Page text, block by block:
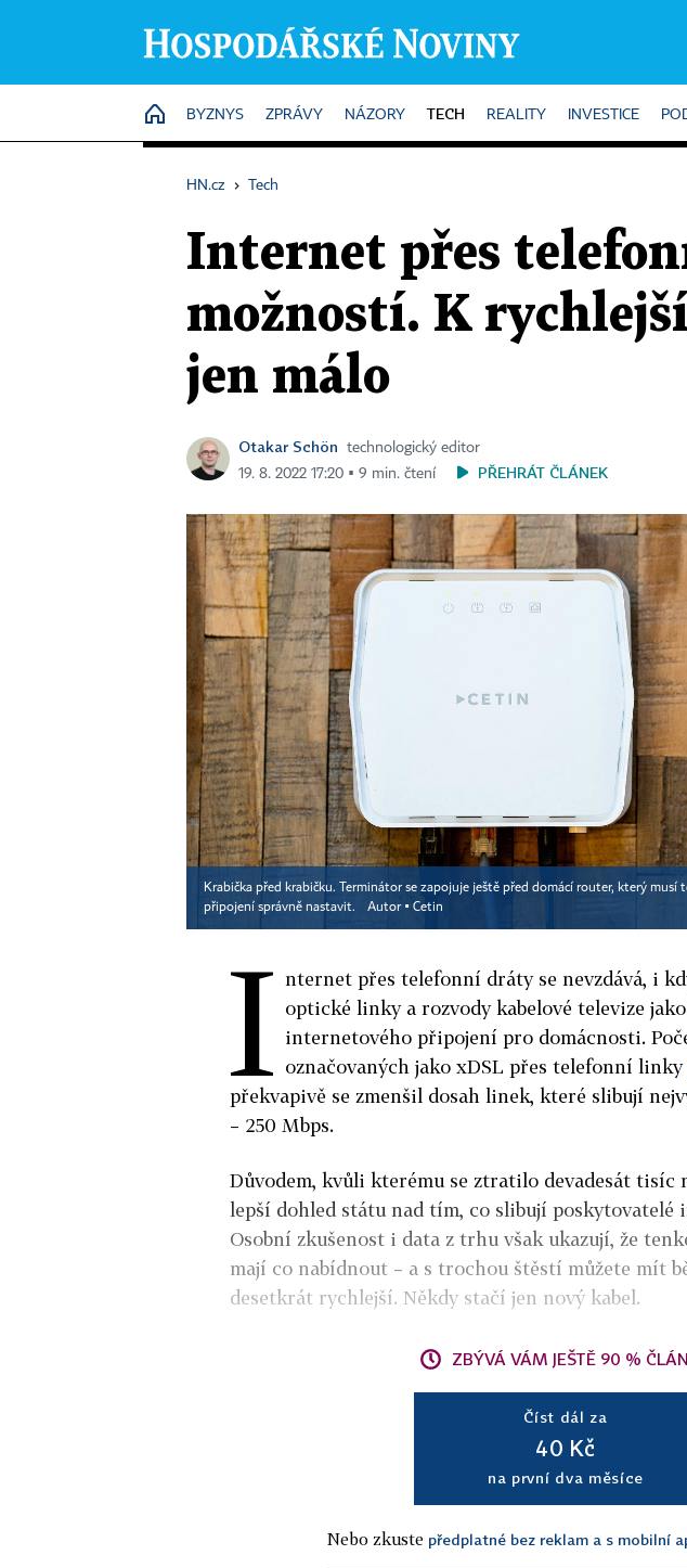
HOME
BYZNYS ZPRÁVY NÁZORY TECH REALITY INVESTICE
HN.cz › Tech
Internet přes
možností. K
jen málo
Otakar Schön
technologický editor
19. 8. 2022 17:20 ▪ 9 min. čtení
PŘEHRÁT ČLÁNEK
Krabička před krabičku. Terminátor se zapojuje ještě před domácí router, který
připojení správně nastavit.
Autor ▪ Cetin
I nternet přes telefonní dráty se nevzdává, i
optické linky a rozvody kabelové televize
internetového připojení pro domácnosti.
označovaných jako xDSL přes telefonní linky
překvapivě se zmenšil dosah linek, které slibují
– 250 Mbps.
Důvodem, kvůli kterému se ztratilo devadesát tisíc
lepší dohled státu nad tím, co slibují poskytovatelé
Osobní zkušenost i data z trhu však ukazují, že
mají co nabídnout – a s trochou štěstí můžete mít
desetkrát rychlejší. Někdy stačí jen nový kabel.
ZBÝVÁ VÁM JEŠTĚ 90 %
Číst dál za
40 Kč
na první dva měsíce
Nebo zkuste předplatné bez reklam a s mobilní